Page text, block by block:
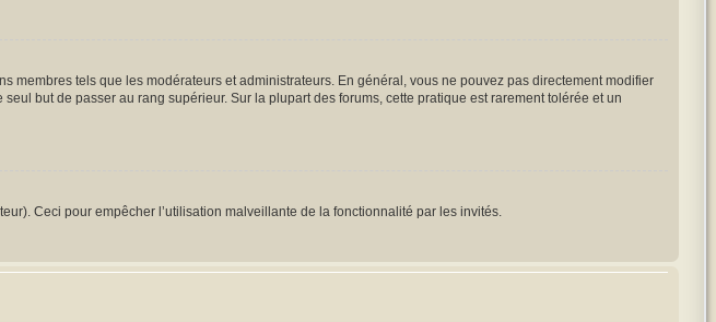
membres tels que les modérateurs et administrateurs. En général, vous ne pouvez pas directement modifier
but de passer au rang supérieur. Sur la plupart des forums, cette pratique est rarement tolérée et un
Ceci pour empêcher l’utilisation malveillante de la fonctionnalité par les invités.